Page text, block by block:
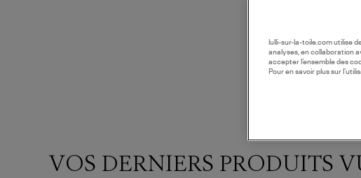
VOS DERNIERS PRODUITS
lulli-sur-la-toile.com utilise
analyses, en collaboration
accepter l’ensemble des
Pour en savoir plus sur